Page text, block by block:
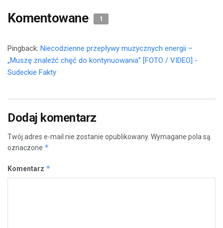
Komentowane 1
Pingback: Niecodzienne przepływy muzycznych energii –
„Muszę znaleźć chęć do kontynuowania” [FOTO / VIDEO] -
Sudeckie Fakty
Dodaj komentarz
Twój adres e-mail nie zostanie opublikowany. Wymagane pola są
oznaczone *
Komentarz *